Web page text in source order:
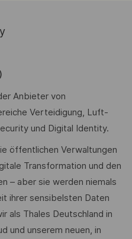
Anbieter von
Verteidigung, Luft-
und Digital Identity.
öffentlichen Verwaltungen
Transformation und den
– aber sie werden niemals
ihrer sensibelsten Daten
als Thales Deutschland in
und unserem neuen, in